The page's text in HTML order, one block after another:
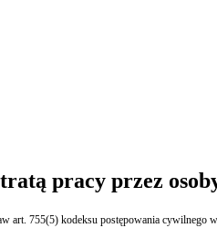
pracy przez
755(5) kodeksu postępowania